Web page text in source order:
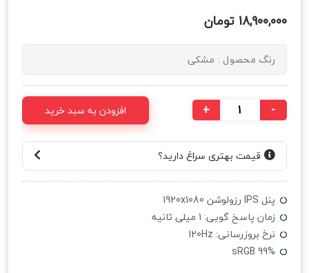
18,900,000 تومان
-
+ افزودن به سبد خرید
قیمت بهتری سراغ دارید؟
پنل IPS رزولوشن 1920x1080
زمان پاسخ گویی: 1 میلی ثانیه
نرخ بروزرسانی: 120Hz